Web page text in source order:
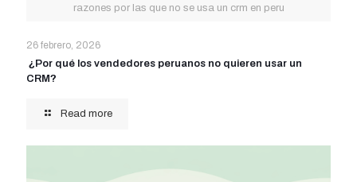
razones por las que no se usa un crm en peru
26 febrero, 2026
¿Por qué los vendedores peruanos no quieren usar un
CRM?
Read more